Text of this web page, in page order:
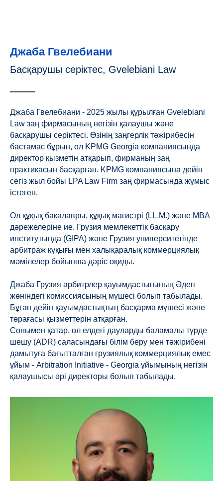
Джаба Гвелебиани
Басқарушы серіктес, Gvelebiani Law
Джаба Гвелебиани - 2025 жылы құрылған Gvelebiani
Law заң фирмасының негізін қалаушы және
басқарушы серіктесі. Өзінің заңгерлік тәжірибесін
бастамас бұрын, ол KPMG Georgia компаниясында
директор қызметін атқарып, фирманың заң
практикасын басқарған. KPMG компаниясына дейін
сегіз жыл бойы LPA Law Firm заң фирмасында жұмыс
істеген.
Ол құқық бакалавры, құқық магистрі (LL.M.) және MBA
дәрежелеріне ие. Грузия мемлекеттік басқару
институтында (GIPA) және Грузия университетінде
арбитраж құқығы мен халықаралық коммерциялық
мәмілелер бойынша дәріс оқиды.
Джаба Грузия арбитрлер қауымдастығының Әдеп
жөніндегі комиссиясының мүшесі болып табылады.
Бұған дейін қауымдастықтың басқарма мүшесі және
төрағасы қызметтерін атқарған.
Сонымен қатар, ол елдегі дауларды баламалы түрде
шешу (ADR) саласындағы білім беру мен тәжірибені
дамытуға бағытталған грузиялық коммерциялық емес
ұйым - Arbitration Initiative - Georgia ұйымының негізін
қалаушысы әрі директоры болып табылады.